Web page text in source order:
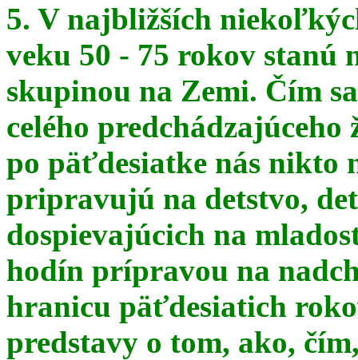
5. V najbližších
veku 50 - 75 rokov stanú
skupinou na Zemi. Čím
celého
po päťdesiatke nás nikto
pripravujú na detstvo,
dospievajúcich na
hodín prípravou na
hranicu päťdesiatich
predstavy o tom, ako,